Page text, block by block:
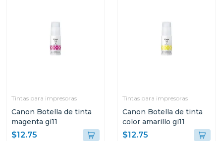
Tintas para impresoras
Canon Botella de tinta
magenta gi11
$12.75
Tintas para impresoras
Canon Botella de tinta
color amarillo gi11
$12.75